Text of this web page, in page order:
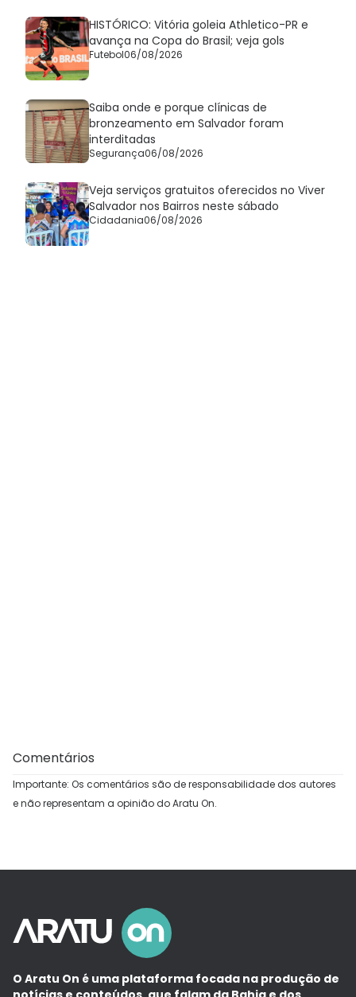
HISTÓRICO: Vitória goleia Athletico-PR e
avança na Copa do Brasil; veja gols
Futebol06/08/2026
Saiba onde e porque clínicas de
bronzeamento em Salvador foram
interditadas
Segurança06/08/2026
Veja serviços gratuitos oferecidos no Viver
Salvador nos Bairros neste sábado
Cidadania06/08/2026
Comentários
Importante: Os comentários são de responsabilidade dos autores
e não representam a opinião do Aratu On.
O Aratu On é uma plataforma focada na produção de